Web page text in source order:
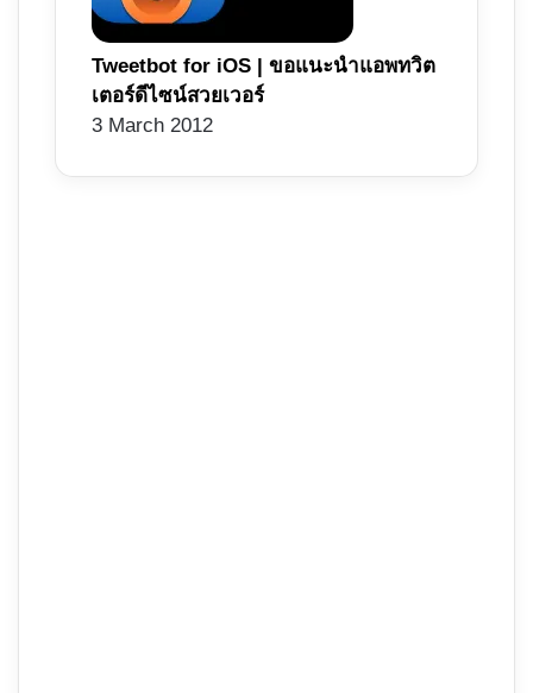
Tweetbot for iOS | ขอแนะนำแอพทวิต
เตอร์ดีไซน์สวยเวอร์
3 March 2012